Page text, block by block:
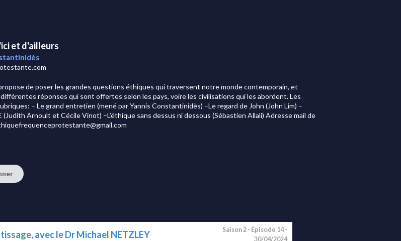
et d'ailleurs
de poser les grandes questions éthiques qui traversent notre monde contemporain, et
réponses qui sont offertes selon les pays, voire les civilisations qui les abordent. Les
– Le grand entretien (mené par Yannis Constantinidès) –Le regard de John (John Lim) –
(Judith Arnoult et Cécile Vinot) –L’éthique sans dessus ni dessous (Sébastien Allali) Adresse mail de
avec le Dr Michael NETZLEY Saison 2 - Épisode 14 -
30/04/2024